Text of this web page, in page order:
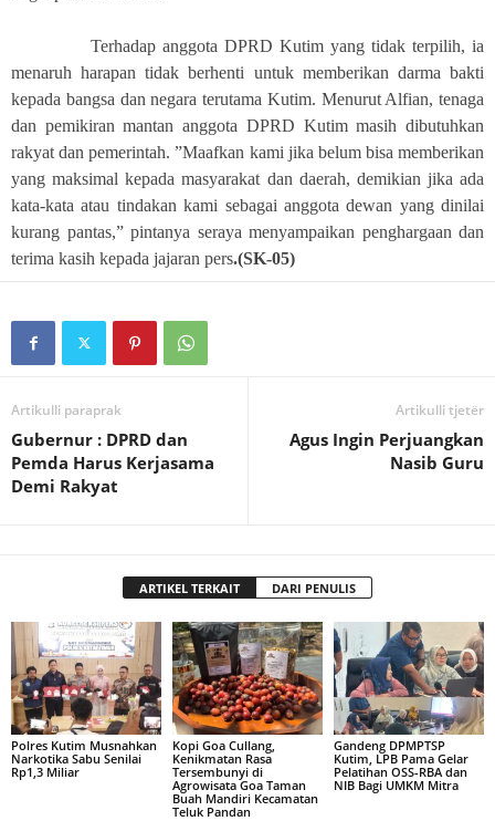
Terhadap anggota DPRD Kutim yang tidak terpilih, ia
menaruh harapan tidak berhenti untuk memberikan darma bakti
kepada bangsa dan negara terutama Kutim. Menurut Alfian, tenaga
dan pemikiran mantan anggota DPRD Kutim masih dibutuhkan
rakyat dan pemerintah. ”Maafkan kami jika belum bisa memberikan
yang maksimal kepada masyarakat dan daerah, demikian jika ada
kata-kata atau tindakan kami sebagai anggota dewan yang dinilai
kurang pantas,” pintanya seraya menyampaikan penghargaan dan
terima kasih kepada jajaran pers.(SK-05)
Artikulli paraprak
Gubernur : DPRD dan
Pemda Harus Kerjasama
Demi Rakyat
Artikulli tjetër
Agus Ingin Perjuangkan
Nasib Guru
ARTIKEL TERKAIT DARI PENULIS
Polres Kutim Musnahkan
Narkotika Sabu Senilai
Rp1,3 Miliar
Kopi Goa Cullang,
Kenikmatan Rasa
Tersembunyi di
Agrowisata Goa Taman
Buah Mandiri Kecamatan
Teluk Pandan
Gandeng DPMPTSP
Kutim, LPB Pama Gelar
Pelatihan OSS-RBA dan
NIB Bagi UMKM Mitra